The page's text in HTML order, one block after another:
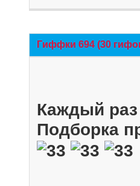
Гиффки 694 (30
Каждый
Подборка